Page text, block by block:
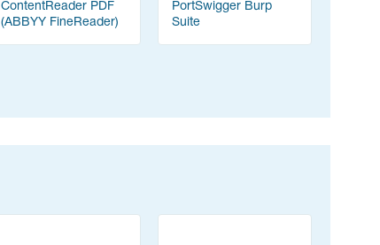
ContentReader PDF
(ABBYY FineReader)
PortSwigger Burp
Suite